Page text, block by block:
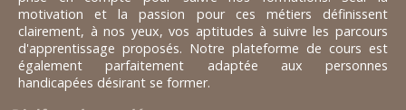
motivation et la passion pour ces métiers définissent
clairement, à nos yeux, vos aptitudes à suivre les parcours
d'apprentissage proposés. Notre plateforme de cours est
également parfaitement adaptée aux personnes
handicapées désirant se former.